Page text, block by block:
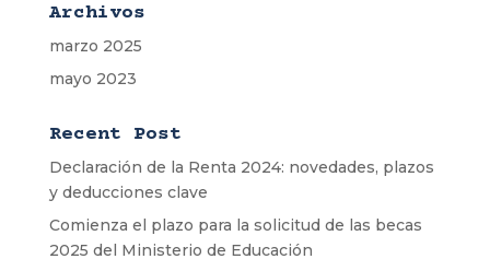
Archivos
marzo 2025
mayo 2023
Recent Post
Declaración de la Renta 2024: novedades, plazos
y deducciones clave
Comienza el plazo para la solicitud de las becas
2025 del Ministerio de Educación